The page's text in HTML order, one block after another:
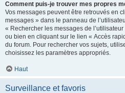
Comment puis-je trouver mes propres
Vos messages peuvent être retrouvés en
messages » dans le panneau de
« Rechercher les messages de
ou bien en cliquant sur le lien « Accès
du forum. Pour rechercher vos sujets,
choisissez les paramètres appropriés.
Haut
Surveillance et favoris